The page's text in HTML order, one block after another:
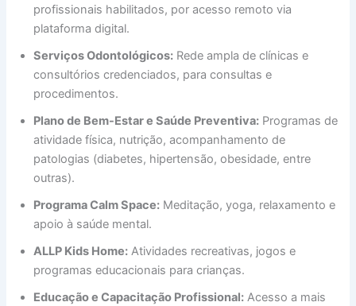
profissionais habilitados, por acesso remoto via
plataforma digital.
Serviços Odontológicos: Rede ampla de clínicas e
consultórios credenciados, para consultas e
procedimentos.
Plano de Bem-Estar e Saúde Preventiva: Programas de
atividade física, nutrição, acompanhamento de
patologias (diabetes, hipertensão, obesidade, entre
outras).
Programa Calm Space: Meditação, yoga, relaxamento e
apoio à saúde mental.
ALLP Kids Home: Atividades recreativas, jogos e
programas educacionais para crianças.
Educação e Capacitação Profissional: Acesso a mais